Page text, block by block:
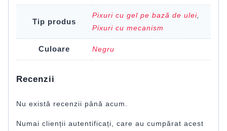
Tip produs
Pixuri cu gel pe bază de ulei,
Pixuri cu mecanism
Culoare Negru
Recenzii
Nu există recenzii până acum.
Numai clienții autentificați, care au cumpărat acest